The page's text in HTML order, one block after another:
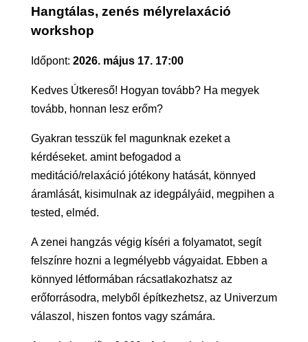
Hangtálas, zenés mélyrelaxáció
workshop
Időpont: 2026. május 17. 17:00
Kedves Útkereső! Hogyan tovább? Ha megyek
tovább, honnan lesz erőm?
Gyakran tesszük fel magunknak ezeket a
kérdéseket. amint befogadod a
meditáció/relaxáció jótékony hatását, könnyed
áramlását, kisimulnak az idegpályáid, megpihen a
tested, elméd.
A zenei hangzás végig kíséri a folyamatot, segít
felszínre hozni a legmélyebb vágyaidat. Ebben a
könnyed létformában rácsatlakozhatsz az
erőforrásodra, melyből építkezhetsz, az Univerzum
válaszol, hiszen fontos vagy számára.